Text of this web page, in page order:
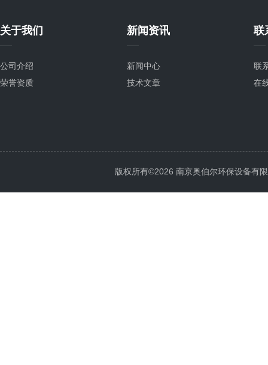
关于我们
公司介绍
荣誉资质
新闻资讯
新闻中心
技术文章
联
联
在
版权所有©2026 南京奥伯尔环保设备有